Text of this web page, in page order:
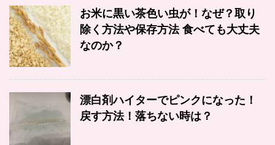
お米に黒い茶色い虫が！なぜ？取り
除く方法や保存方法 食べても大丈夫
なのか？
漂白剤ハイターでピンクになった！
戻す方法！落ちない時は？